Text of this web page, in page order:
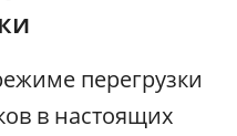
перегрузки
в настоящих